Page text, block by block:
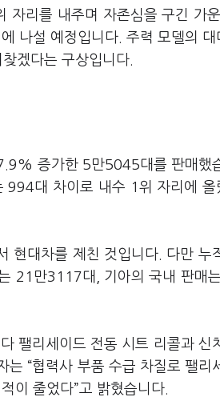
자리를 내주며 자존심을 구긴 가
나설 예정입니다. 주력 모델의 대
겠다는 구상입니다.
증가한 5만5045대를 판매했
대 차이로 내수 1위 자리에 올
현대차를 제친 것입니다. 다만 누
21만3117대, 기아의 국내 판매
팰리세이드 전동 시트 리콜과 신
“협력사 부품 수급 차질로 팰리
이 줄었다”고 밝혔습니다.